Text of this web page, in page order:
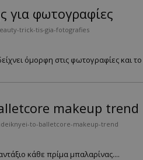
για φωτογραφίες
trick-tis-gia-fotografies
όμορφη στις φωτογραφίες και
makeup trend
to-balletcore-makeup-trend
κάθε πρίμα μπαλαρίνας....